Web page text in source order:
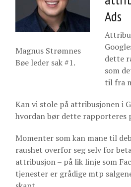
Magnus Strømnes
Bøe leder sak #1.
Ads
dette
som
til fra
Kan vi stole på attribusjonen i
hvordan bør dette rapporteres
Momenter som kan mane til
raushet overfor seg selv for
attribusjon – på lik linje som
tjenester er grådige mtp